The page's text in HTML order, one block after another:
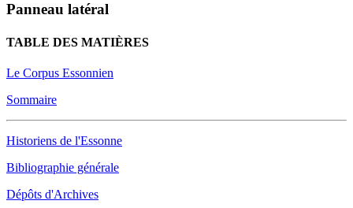
Panneau latéral
TABLE DES MATIÈRES
Le Corpus Essonnien
Sommaire
Historiens de l'Essonne
Bibliographie générale
Dépôts d'Archives